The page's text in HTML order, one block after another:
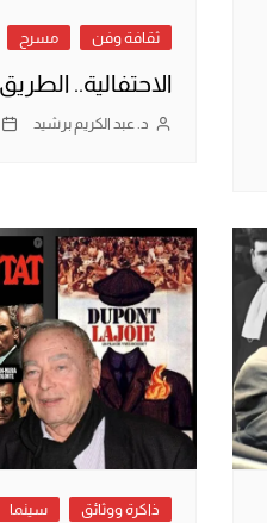
ثقافة وفن مسرح
الاحتفالية..
د. عبد الكريم برشيد
ذاكرة ووثائق سينما